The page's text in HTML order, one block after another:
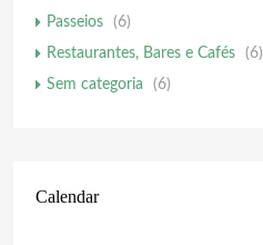
Passeios
(6)
Restaurantes, Bares e Cafés
(6)
Sem categoria
(6)
Calendar